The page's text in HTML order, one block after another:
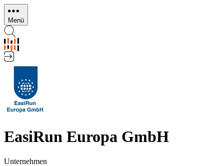
Direkt
zum
Inhalt
Menü
EasiRun Europa GmbH
Unternehmen